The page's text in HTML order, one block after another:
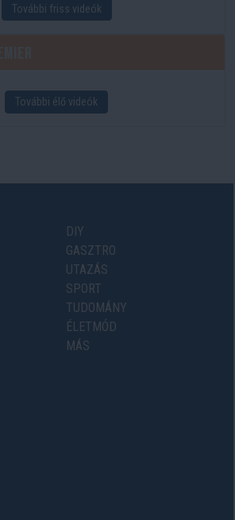
További friss videók
További élő videók
DIY
GASZTRO
UTAZÁS
SPORT
TUDOMÁNY
ÉLETMÓD
MÁS